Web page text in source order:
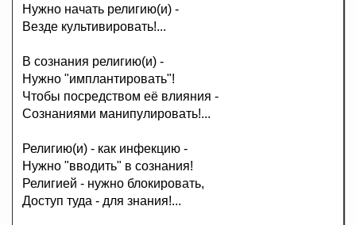
Нужно начать религию(и) -
Везде культивировать!...
В сознания религию(и) -
Нужно "имплантировать"!
Чтобы посредством её влияния -
Сознаниями манипулировать!...
Религию(и) - как инфекцию -
Нужно "вводить" в сознания!
Религией - нужно блокировать,
Доступ туда - для знания!...